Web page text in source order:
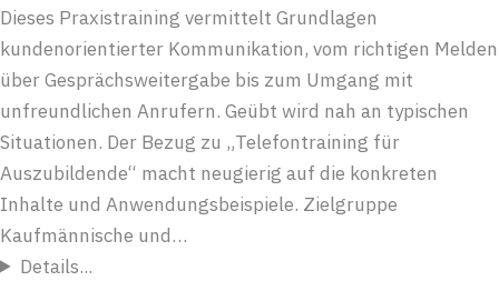
Dieses Praxistraining vermittelt Grundlagen
kundenorientierter Kommunikation, vom richtigen Melden
über Gesprächsweitergabe bis zum Umgang mit
unfreundlichen Anrufern. Geübt wird nah an typischen
Situationen. Der Bezug zu „Telefontraining für
Auszubildende“ macht neugierig auf die konkreten
Inhalte und Anwendungsbeispiele. Zielgruppe
Kaufmännische und…
Details...